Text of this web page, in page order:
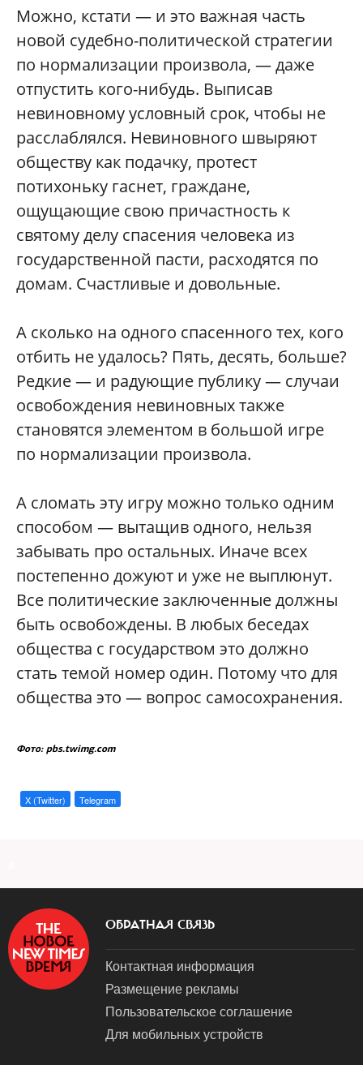
Можно, кстати — и это важная часть
новой судебно-политической стратегии
по нормализации произвола, — даже
отпустить кого-нибудь. Выписав
невиновному условный срок, чтобы не
расслаблялся. Невиновного швыряют
обществу как подачку, протест
потихоньку гаснет, граждане,
ощущающие свою причастность к
святому делу спасения человека из
государственной пасти, расходятся по
домам. Счастливые и довольные.
А сколько на одного спасенного тех, кого
отбить не удалось? Пять, десять, больше?
Редкие — и радующие публику — случаи
освобождения невиновных также
становятся элементом в большой игре
по нормализации произвола.
А сломать эту игру можно только одним
способом — вытащив одного, нельзя
забывать про остальных. Иначе всех
постепенно дожуют и уже не выплюнут.
Все политические заключенные должны
быть освобождены. В любых беседах
общества с государством это должно
стать темой номер один. Потому что для
общества это — вопрос самосохранения.
Фото: pbs.twimg.com
X (Twitter) Telegram
ОБРАТНАЯ СВЯЗЬ
Контактная информация
Размещение рекламы
Пользовательское соглашение
Для мобильных устройств